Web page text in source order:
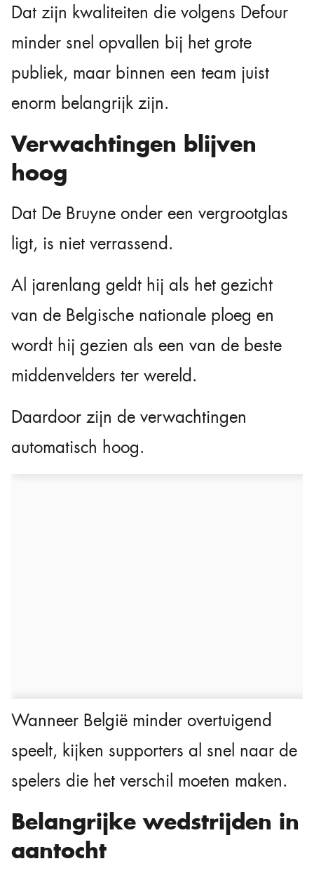
Dat zijn kwaliteiten die volgens Defour
minder snel opvallen bij het grote
publiek, maar binnen een team juist
enorm belangrijk zijn.
Verwachtingen blijven
hoog
Dat De Bruyne onder een vergrootglas
ligt, is niet verrassend.
Al jarenlang geldt hij als het gezicht
van de Belgische nationale ploeg en
wordt hij gezien als een van de beste
middenvelders ter wereld.
Daardoor zijn de verwachtingen
automatisch hoog.
Wanneer België minder overtuigend
speelt, kijken supporters al snel naar de
spelers die het verschil moeten maken.
Belangrijke wedstrijden in
aantocht